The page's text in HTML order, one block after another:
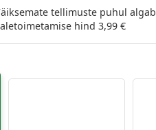
tellimuste puhul algab
hind 3,99 €